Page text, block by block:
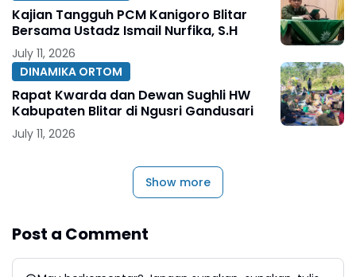
Kajian Tangguh PCM Kanigoro Blitar
Bersama Ustadz Ismail Nurfika, S.H
July 11, 2026
DINAMIKA ORTOM
Rapat Kwarda dan Dewan Sughli HW
Kabupaten Blitar di Ngusri Gandusari
July 11, 2026
Show more
Post a Comment